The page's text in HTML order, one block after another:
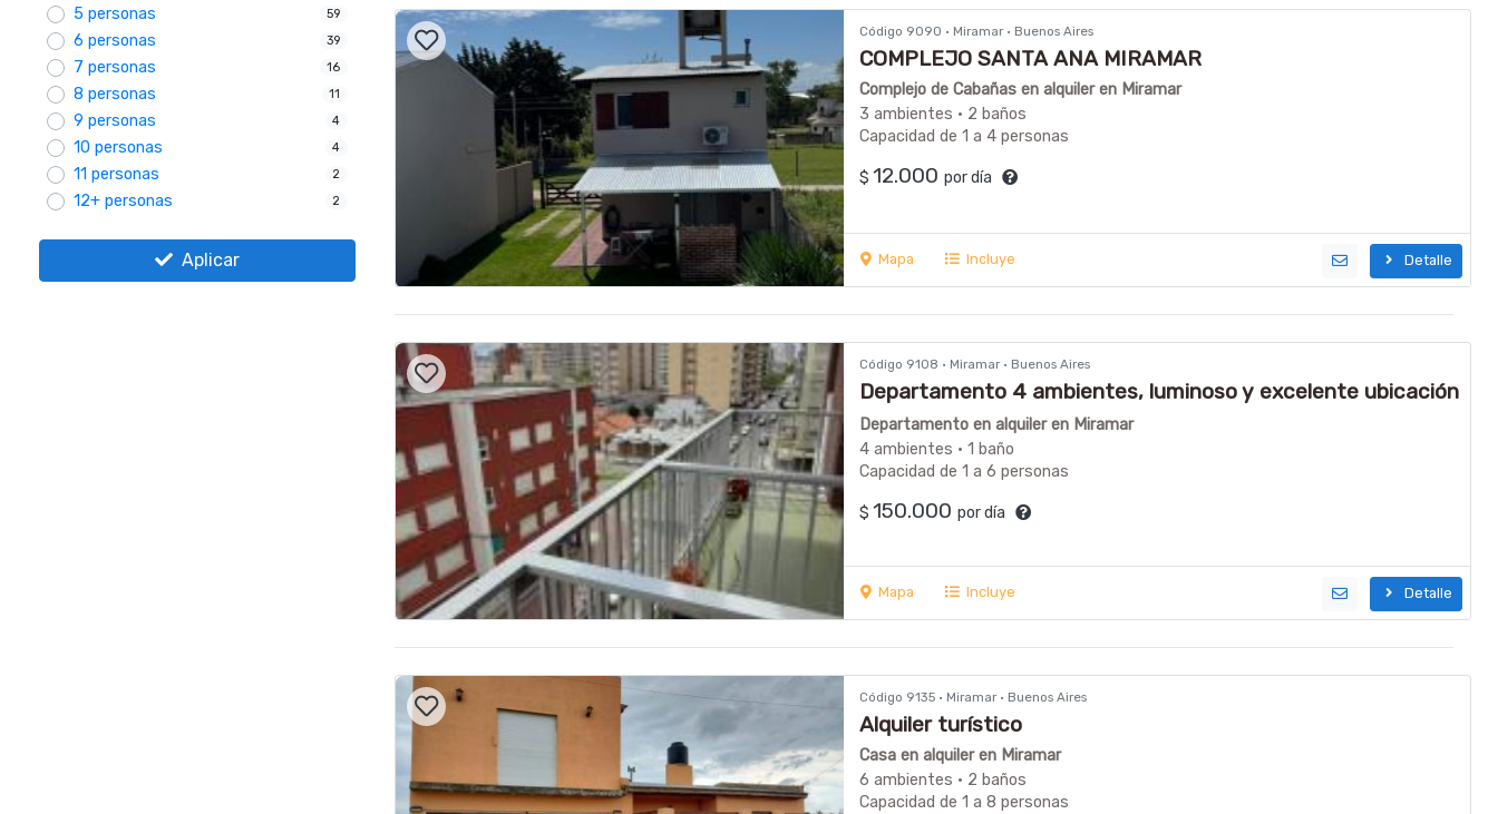
5 personas 59
6 personas 39
7 personas 16
8 personas 11
9 personas 4
10 personas 4
11 personas 2
12+ personas 2
Aplicar
Código 9090 · Miramar · Buenos Aires
COMPLEJO SANTA ANA MIRAMAR
Complejo de Cabañas en alquiler en Miramar
3 ambientes · 2 baños
Capacidad de 1 a 4 personas
$ 12.000 por día
Mapa Incluye Detalle
Código 9108 · Miramar · Buenos Aires
Departamento 4 ambientes, luminoso y excelente ubicación
Disponible DICIEMBRE, FEBRERO y MARZO
Departamento en alquiler en Miramar
4 ambientes · 1 baño
Capacidad de 1 a 6 personas
$ 150.000 por día
Mapa Incluye Detalle
Código 9135 · Miramar · Buenos Aires
Alquiler turístico
Casa en alquiler en Miramar
6 ambientes · 2 baños
Capacidad de 1 a 8 personas